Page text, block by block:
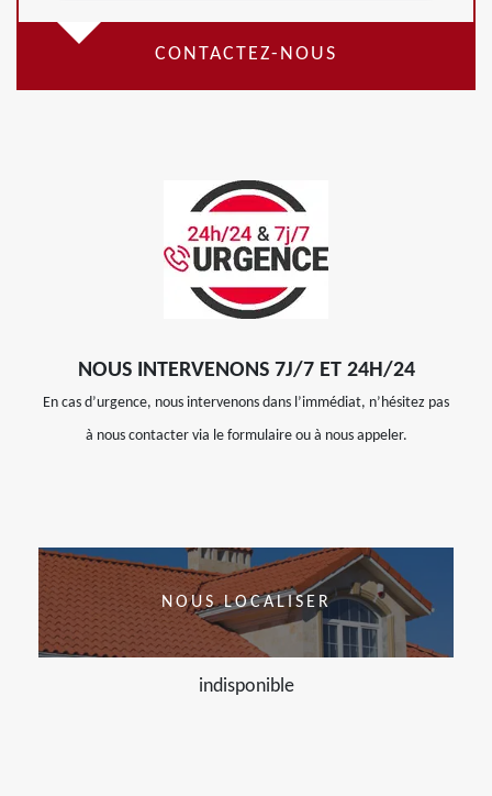
CONTACTEZ-NOUS
NOUS INTERVENONS 7J/7 ET 24H/24
En cas d’urgence, nous intervenons dans l’immédiat, n’hésitez pas
à nous contacter via le formulaire ou à nous appeler.
NOUS LOCALISER
indisponible